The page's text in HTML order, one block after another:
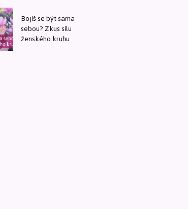
Bojíš se být sama
sebou? Zkus sílu
ženského kruhu